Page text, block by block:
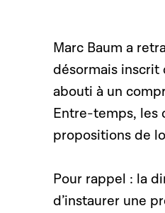
Marc Baum a
désormais inscrit
abouti à un
Entre-temps, les
propositions de
Pour rappel : la
d’instaurer une